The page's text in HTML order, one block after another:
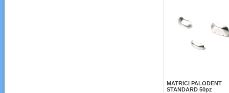
MATRICI PALODENT
STANDARD 50pz